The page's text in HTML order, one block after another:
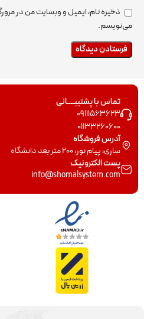
ذخیره نام، ایمیل و وبسایت من در
می‌نویسم.
تماس با پشتیبــــانی
09111563623
01133260600
آدرس فروشگاه
ساری، پیام نور، 200 متر بعد دانشگاه
پست الکترونیک
info@shomalsystem.com